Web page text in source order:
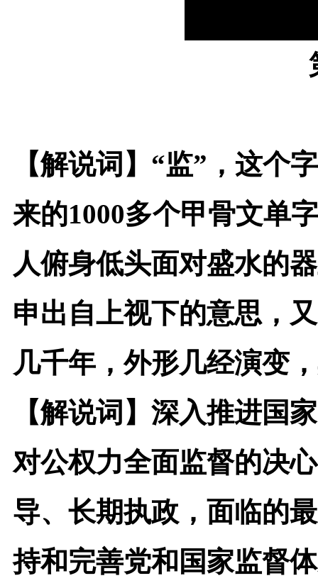
【解说词】 “监”，这个
来的1000多个甲骨文单
人俯身低头面对盛水的
申出自上视下的意思，
几千年，外形几经演变
【解说词】 深入推进国
对公权力全面监督的决
导、长期执政，面临的
持和完善党和国家监督